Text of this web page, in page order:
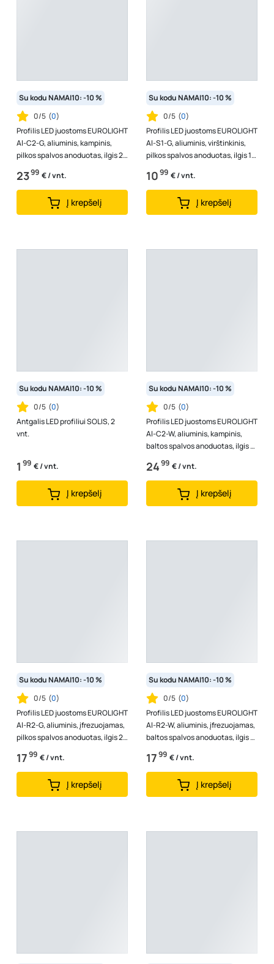
Su kodu NAMAI10: -10 %
0/5 (0)
Profilis LED juostoms EUROLIGHT
Al-C2-G, aliuminis, kampinis,
pilkos spalvos anoduotas, ilgis 2
m, komplekte matinis dan...
2399 € / vnt.
Į krepšelį
Su kodu NAMAI10: -10 %
0/5 (0)
Profilis LED juostoms EUROLIGHT
Al-S1-G, aliuminis, virštinkinis,
pilkos spalvos anoduotas, ilgis 1
m, komplekte matinis...
1099 € / vnt.
Į krepšelį
Su kodu NAMAI10: -10 %
0/5 (0)
Antgalis LED profiliui SOLIS, 2
vnt.
1 99 € / vnt.
Į krepšelį
Su kodu NAMAI10: -10 %
0/5 (0)
Profilis LED juostoms EUROLIGHT
Al-C2-W, aliuminis, kampinis,
baltos spalvos anoduotas, ilgis 2
m, komplekte matinis dan...
2499 € / vnt.
Į krepšelį
Su kodu NAMAI10: -10 %
0/5 (0)
Profilis LED juostoms EUROLIGHT
Al-R2-G, aliuminis, įfrezuojamas,
pilkos spalvos anoduotas, ilgis 2
m, komplekte matinis...
1799 € / vnt.
Į krepšelį
Su kodu NAMAI10: -10 %
0/5 (0)
Profilis LED juostoms EUROLIGHT
Al-R2-W, aliuminis, įfrezuojamas,
baltos spalvos anoduotas, ilgis 2
m, komplekte matinis...
1799 € / vnt.
Į krepšelį